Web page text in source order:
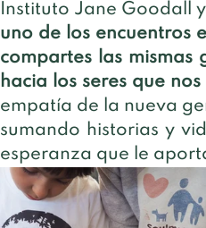
Instituto Jane Goodall
uno de los encuentros
compartes las mismas
hacia los seres que
empatía de la nueva
sumando historias y
esperanza que le